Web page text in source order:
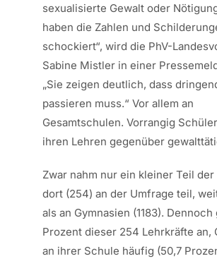
sexualisierte Gewalt oder
haben die Zahlen und
schockiert“, wird die PhV-
Sabine Mistler in einer
„Sie zeigen deutlich, dass
passieren muss.“ Vor allem an
Gesamtschulen. Vorrangig
ihren Lehren gegenüber
Zwar nahm nur ein kleiner Teil
dort (254) an der Umfrage teil,
als an Gymnasien (1183).
Prozent dieser 254 Lehrkräfte an,
an ihrer Schule häufig (50,7